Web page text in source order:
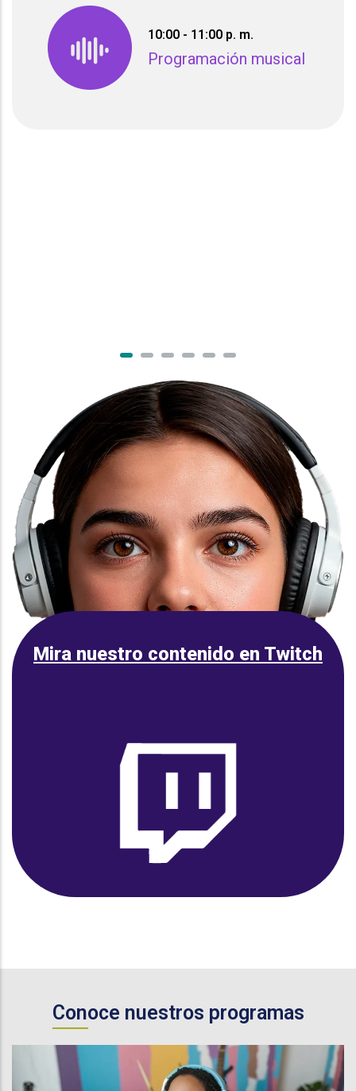
10:00 - 11:00 p. m.
Programación musical
Mira nuestro contenido en Twitch
Conoce nuestros programas